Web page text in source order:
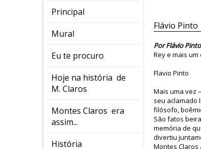
Principal
Mural
Eu te procuro
Hoje na história de
M. Claros
Montes Claros era
assim...
História
Flávio Pinto
Por Flávio
Rey e mais
Flavio Pinto
Mais uma vez
seu aclamado
filósofo,
São fatos
memória de
divertiu
Montes